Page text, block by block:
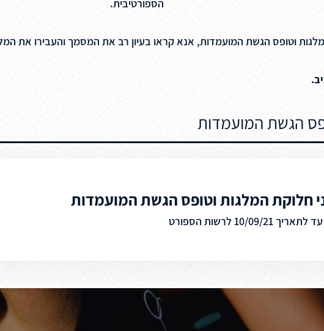
הספורטיבית.
הגשת המועמדות, אנא קראו בעיון רב את המסמך והעבירו את המלצותיכם עד לתאריך
הגשת המועמדות
חלוקת המלגות וטופס הגשת המועמדות
09/21 לרשות הספורט